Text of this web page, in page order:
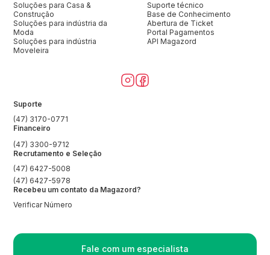
Soluções para Casa &
Construção
Soluções para indústria da
Moda
Soluções para indústria
Moveleira
Suporte técnico
Base de Conhecimento
Abertura de Ticket
Portal Pagamentos
API Magazord
Suporte
(47) 3170-0771
Financeiro
(47) 3300-9712
Recrutamento e Seleção
(47) 6427-5008
(47) 6427-5978
Recebeu um contato da Magazord?
Verificar Número
Fale com um especialista